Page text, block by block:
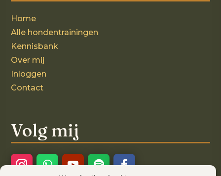
Home
Alle hondentrainingen
Kennisbank
Over mij
Inloggen
Contact
Volg mij